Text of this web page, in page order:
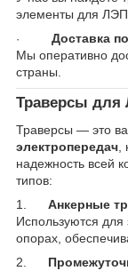
элементы для
·
Доставка
Мы оперативно
страны.
Траверсы для
Траверсы — это
электропередач
надежность всей
типов:
1.
Анкерные
Используются
опорах,
2.